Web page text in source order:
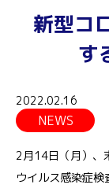
新型コ
す
2022.02.16
NEWS
2月14日（月）、
ウイルス感染症検